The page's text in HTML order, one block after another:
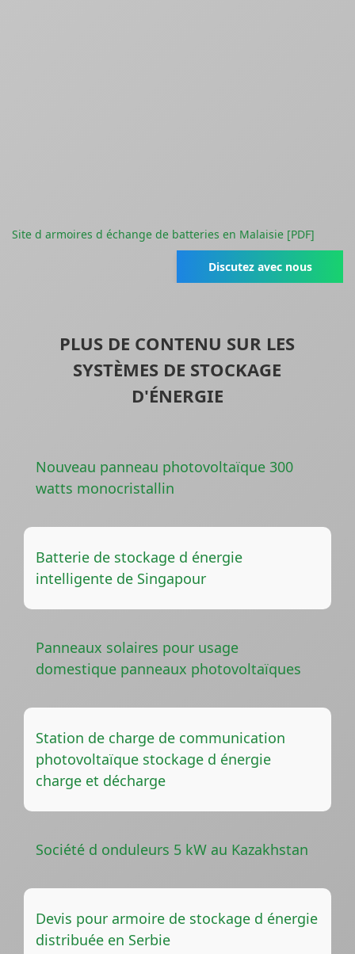
Site d armoires d échange de batteries en Malaisie [PDF]
Discutez avec nous
PLUS DE CONTENU SUR LES
SYSTÈMES DE STOCKAGE
D'ÉNERGIE
Nouveau panneau photovoltaïque 300
watts monocristallin
Batterie de stockage d énergie
intelligente de Singapour
Panneaux solaires pour usage
domestique panneaux photovoltaïques
Station de charge de communication
photovoltaïque stockage d énergie
charge et décharge
Société d onduleurs 5 kW au Kazakhstan
Devis pour armoire de stockage d énergie
distribuée en Serbie